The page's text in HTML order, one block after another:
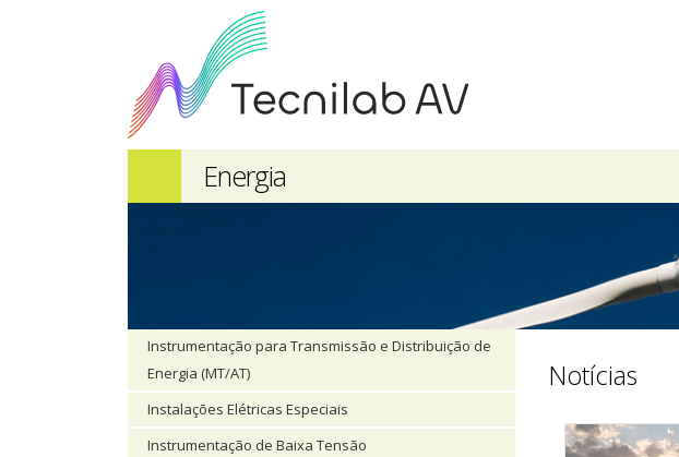
Energia
Instrumentação para Transmissão e Distribuição de
Energia (MT/AT)
Instalações Elétricas Especiais
Instrumentação de Baixa Tensão
Notícias